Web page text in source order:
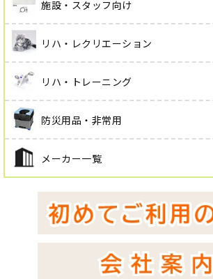
施設・スタッフ向け
リハ・レクリエーション
リハ・トレーニング
防災用品・非常用
メーカー一覧